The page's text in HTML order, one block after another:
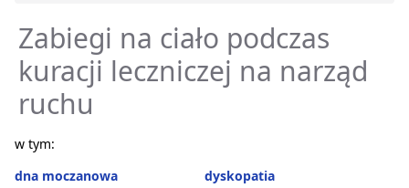
Zabiegi na ciało podczas
kuracji leczniczej na narząd
ruchu
w tym:
dna moczanowa
dyskopatia